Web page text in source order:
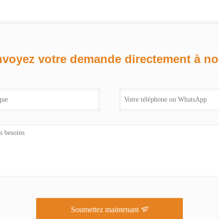
votre demande directement à
Soumettez maintenant